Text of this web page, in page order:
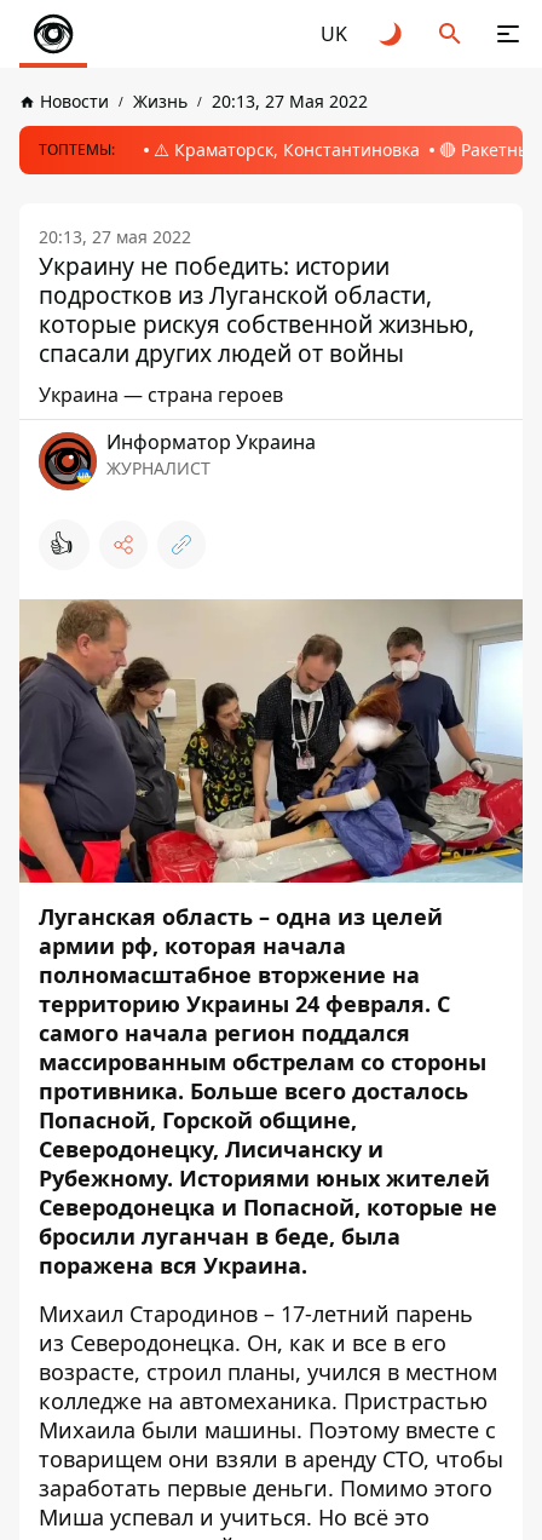
UK
Новости Жизнь 20:13, 27 Мая 2022
ТОПТЕМЫ: ⚠️ Краматорск, Константиновка 🔴
20:13, 27 мая 2022
Украину не победить: истории
подростков из Луганской области,
которые рискуя собственной жизнью,
спасали других людей от войны
Украина — страна героев
Информатор Украина
ЖУРНАЛИСТ
👍
Луганская область – одна из целей
армии рф, которая начала
полномасштабное вторжение на
территорию Украины 24 февраля. С
самого начала регион поддался
массированным обстрелам со стороны
противника. Больше всего досталось
Попасной, Горской общине,
Северодонецку, Лисичанску и
Рубежному. Историями юных жителей
Северодонецка и Попасной, которые не
бросили луганчан в беде, была
поражена вся Украина.
Михаил Стародинов – 17-летний парень
из Северодонецка. Он, как и все в его
возрасте, строил планы, учился в местном
колледже на автомеханика. Пристрастью
Михаила были машины. Поэтому вместе с
товарищем они взяли в аренду СТО, чтобы
заработать первые деньги. Помимо этого
Миша успевал и учиться. Но всё это